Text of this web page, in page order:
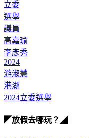
立委
選舉
議員
高嘉瑜
李彥秀
2024
游淑慧
港湖
2024立委選舉
◤放假去哪玩？◢